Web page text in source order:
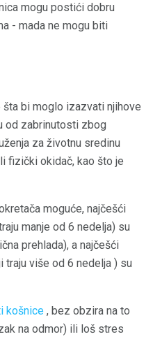
mogu postići dobru
- mada ne mogu biti
bi moglo izazvati njihove
od zabrinutosti zbog
za životnu sredinu
fizički okidač, kao što je
moguće, najčešći
manje od 6 nedelja) su
prehlada), a najčešći
traju više od 6 nedelja ) su
košnice , bez obzira na to
na odmor) ili loš stres